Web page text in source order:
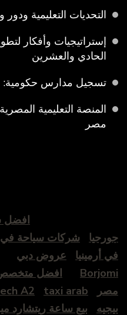
التحديات التعليمية ودور
إستراتيجيات وأفكار
الحادي والعشرين
تسجيل مدارس حكومية:
المنصة التعليمية
مصر
افضل
شركات سياحة في
أرمينيا
عروض دبي
افضل متخصص
A2 taxi arab
بيع ساعة ريتشارد ميل